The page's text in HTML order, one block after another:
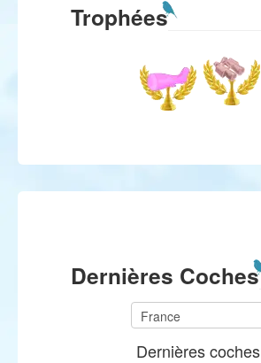
Trophées
Dernières Coches
Dernières coches